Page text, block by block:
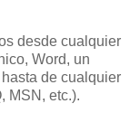
desde cualquier
Word, un
de cualquier
MSN, etc.).